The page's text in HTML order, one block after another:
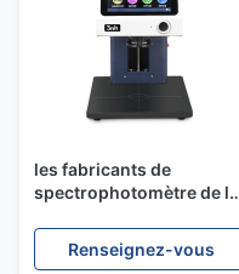
les fabricants de
spectrophotomètre de la
contact avec non
l'équipement de mesure
Renseignez-vous